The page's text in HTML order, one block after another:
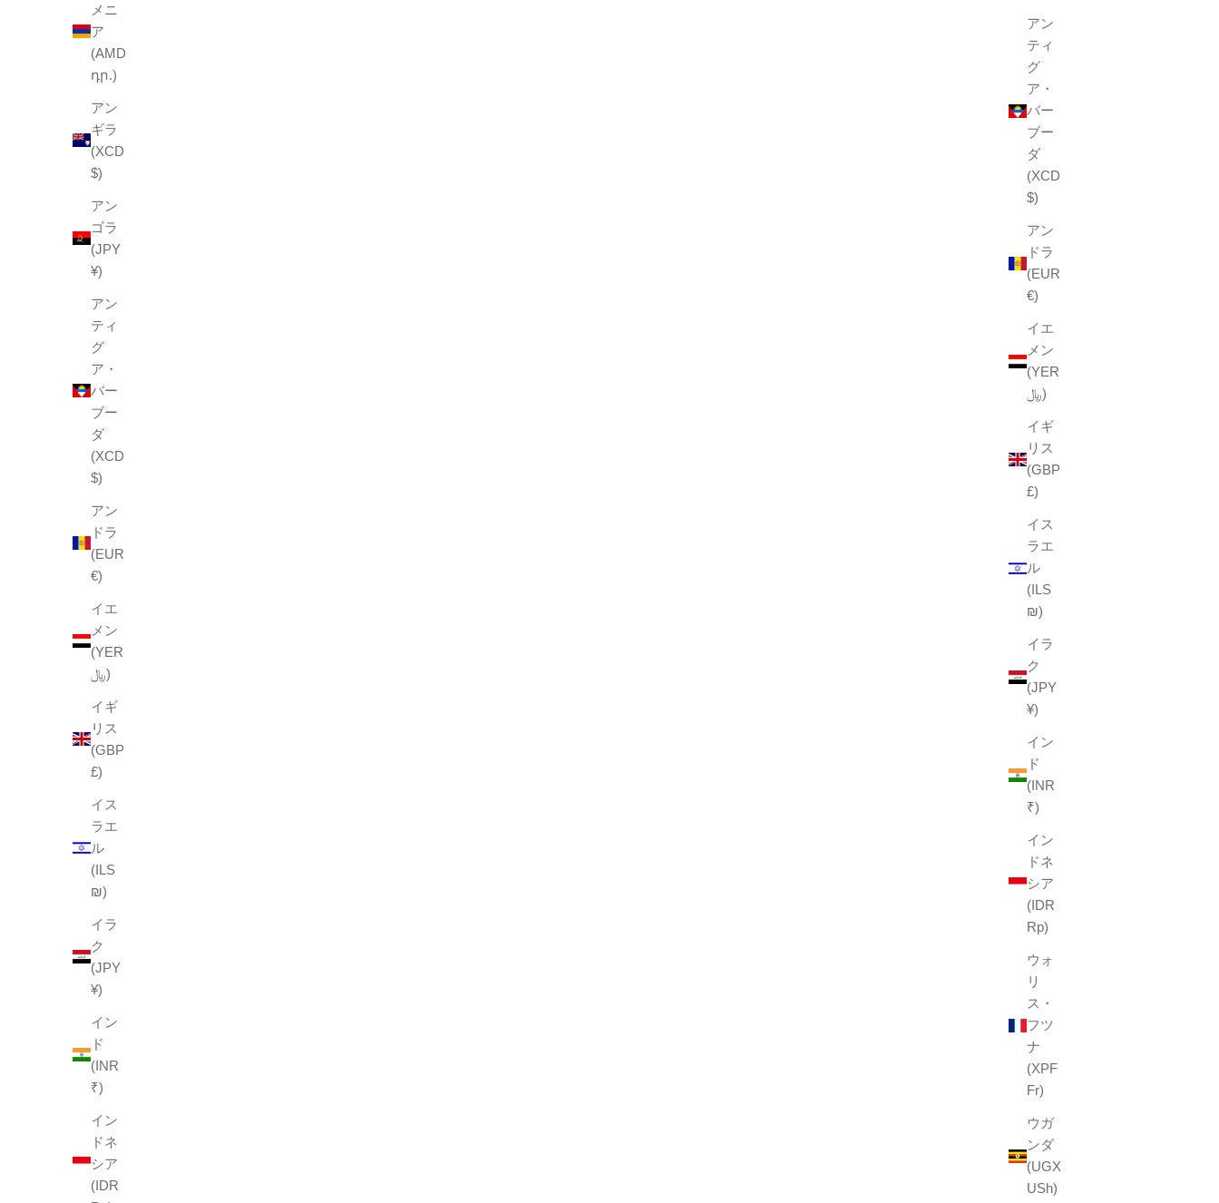
アン
ティ
グ
ア・
バー
ブー
ダ
(XCD
$)
アン
ドラ
(EUR
€)
イエ
メン
(YER
﷼)
イギ
リス
(GBP
£)
イス
ラエ
ル
(ILS
₪)
イラ
ク
(JPY
¥)
イン
ド
(INR
₹)
イン
ドネ
シア
(IDR
Rp)
ウォ
リ
ス・
フツ
ナ
(XPF
Fr)
ウガ
ンダ
(UGX
USh)
メニ
ア
(AMD
դր.)
アン
ギラ
(XCD
$)
アン
ゴラ
(JPY
¥)
アン
ティ
グ
ア・
バー
ブー
ダ
(XCD
$)
アン
ドラ
(EUR
€)
イエ
メン
(YER
﷼)
イギ
リス
(GBP
£)
イス
ラエ
ル
(ILS
₪)
イラ
ク
(JPY
¥)
イン
ド
(INR
₹)
イン
ドネ
シア
(IDR
ヘンプ ハンカチ バスケット
ヘンプチェック
セール価格
¥1,650
Blue
Yellow
Wine
Brown
ヘンプツイルバイカラー
ブークレ ペイズリー
セール価格
¥1,650